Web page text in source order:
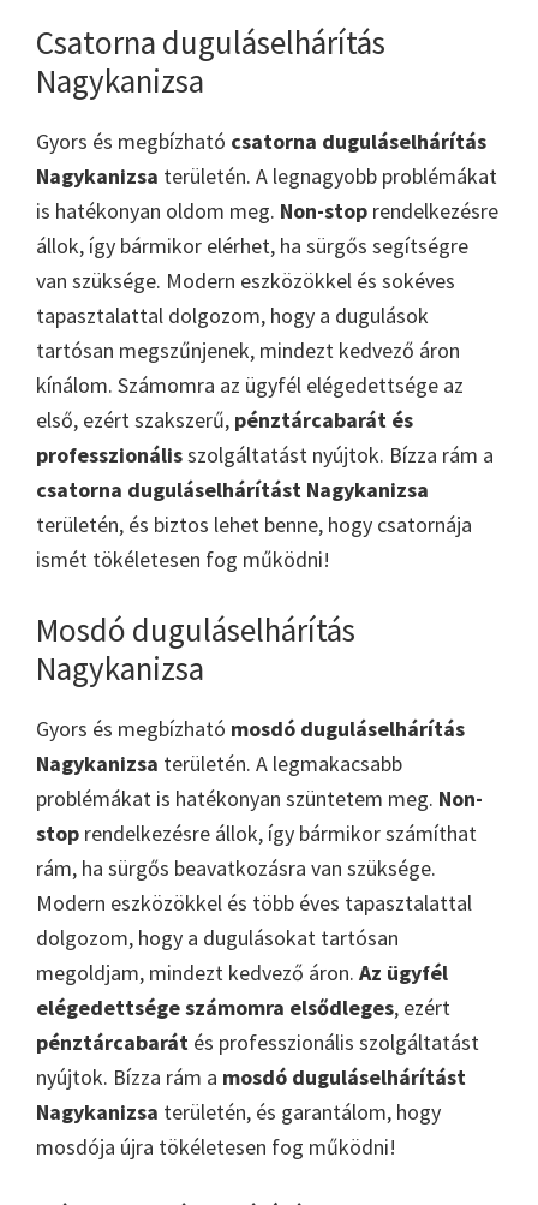
Csatorna duguláselhárítás
Nagykanizsa
Gyors és megbízható csatorna duguláselhárítás
Nagykanizsa területén. A legnagyobb problémákat
is hatékonyan oldom meg. Non-stop rendelkezésre
állok, így bármikor elérhet, ha sürgős segítségre
van szüksége. Modern eszközökkel és sokéves
tapasztalattal dolgozom, hogy a dugulások
tartósan megszűnjenek, mindezt kedvező áron
kínálom. Számomra az ügyfél elégedettsége az
első, ezért szakszerű, pénztárcabarát és
professzionálisszolgáltatást nyújtok. Bízza rám a
csatorna duguláselhárítást Nagykanizsa
területén, és biztos lehet benne, hogy csatornája
ismét tökéletesen fog működni!
Mosdó duguláselhárítás
Nagykanizsa
Gyors és megbízható mosdó duguláselhárítás
Nagykanizsa területén. A legmakacsabb
problémákat is hatékonyan szüntetem meg. Non-
stop rendelkezésre állok, így bármikor számíthat
rám, ha sürgős beavatkozásra van szüksége.
Modern eszközökkel és több éves tapasztalattal
dolgozom, hogy a dugulásokat tartósan
megoldjam, mindezt kedvező áron. Az ügyfél
elégedettsége számomra elsődleges, ezért
pénztárcabarát és professzionális szolgáltatást
nyújtok. Bízza rám a mosdó duguláselhárítást
Nagykanizsa területén, és garantálom, hogy
mosdója újra tökéletesen fog működni!